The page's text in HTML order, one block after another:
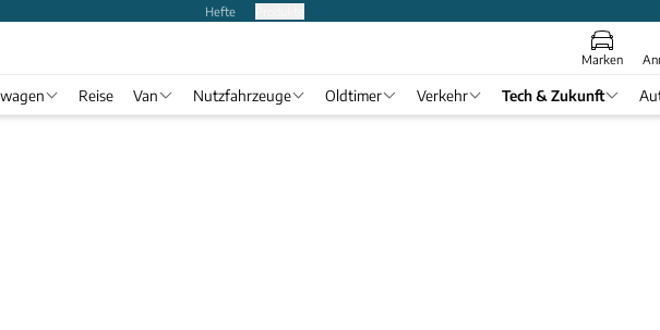
Hefte
Marken
Reise Van Nutzfahrzeuge Oldtimer Verkehr Tech & Zukunft